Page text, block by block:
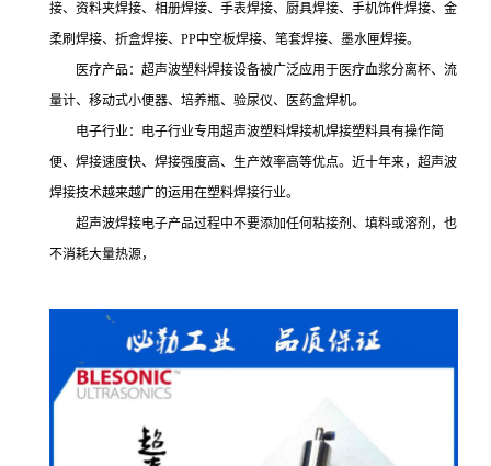
接、资料夹焊接、相册焊接、手表焊接、厨具焊接、手机饰件焊接、金
柔刷焊接、折盒焊接、PP中空板焊接、笔套焊接、墨水匣焊接。
医疗产品：超声波塑料焊接设备被广泛应用于医疗血浆分离杯、流
量计、移动式小便器、培养瓶、验尿仪、医药盒焊机。
电子行业：电子行业专用超声波塑料焊接机焊接塑料具有操作简
便、焊接速度快、焊接强度高、生产效率高等优点。近十年来，超声波
焊接技术越来越广的运用在塑料焊接行业。
超声波焊接电子产品过程中不要添加任何粘接剂、填料或溶剂，也
不消耗大量热源，